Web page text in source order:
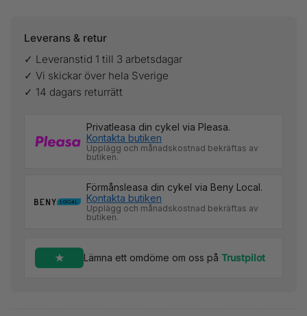
Leverans & retur
✓ Leveranstid 1 till 3 arbetsdagar
✓ Vi skickar över hela Sverige
✓ 14 dagars returrätt
Privatleasa din cykel via Pleasa.
Kontakta butiken
Upplägg och månadskostnad bekräftas av
butiken.
Förmånsleasa din cykel via Beny Local.
Kontakta butiken
Upplägg och månadskostnad bekräftas av
butiken.
Lämna ett omdöme om oss på Trustpilot